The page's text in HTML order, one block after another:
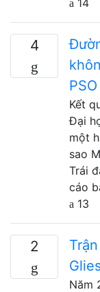
4
Kết
Đại
một
sao
Trái
cáo
13
2
Năm